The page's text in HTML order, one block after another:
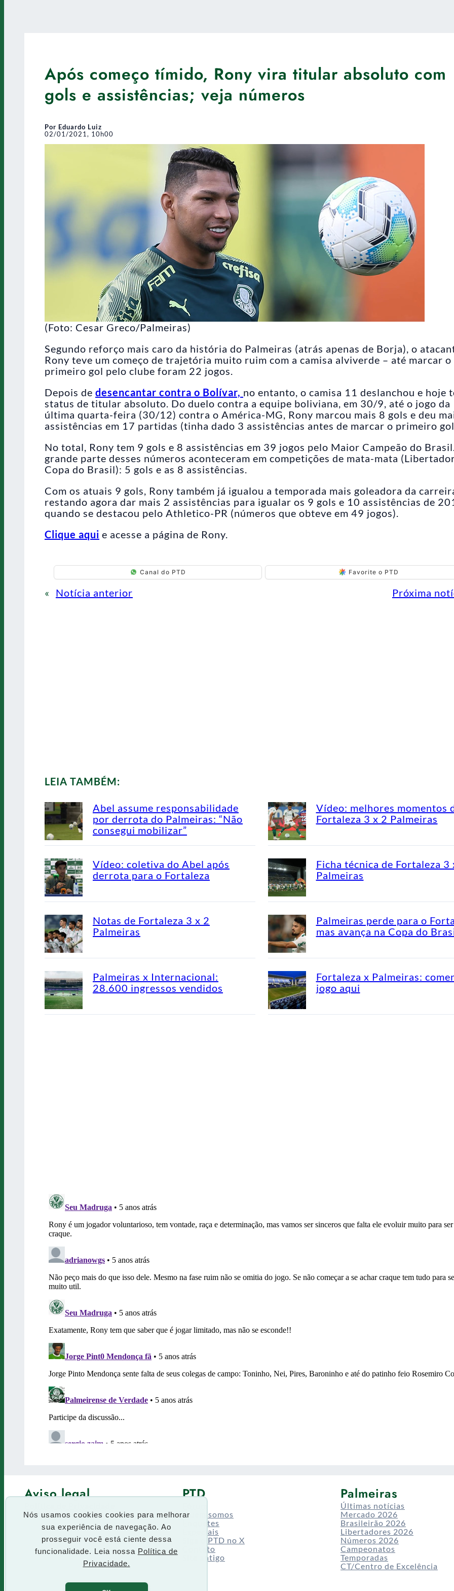
Nós usamos cookies cookies para melhorar
sua experiência de navegação. Ao
prosseguir você está ciente dessa
funcionalidade. Leia nossa Política de
Privacidade.
Após começo tímido, Rony vira titular absoluto com
gols e assistências; veja números
Por Eduardo Luiz
02/01/2021, 10h00
(Foto: Cesar Greco/Palmeiras)
Segundo reforço mais caro da história do Palmeiras (atrás apenas de Borja), o
Rony teve um começo de trajetória muito ruim com a camisa alviverde – até marcar o
primeiro gol pelo clube foram 22 jogos.
Depois de desencantar contra o Bolívar, no entanto, o camisa 11 deslanchou e hoje
status de titular absoluto. Do duelo contra a equipe boliviana, em 30/9, até o jogo da
última quarta-feira (30/12) contra o América-MG, Rony marcou mais 8 gols e deu
assistências em 17 partidas (tinha dado 3 assistências antes de marcar o primeiro
No total, Rony tem 9 gols e 8 assistências em 39 jogos pelo Maior Campeão do
grande parte desses números aconteceram em competições de mata-mata
Copa do Brasil): 5 gols e as 8 assistências.
Com os atuais 9 gols, Rony também já igualou a temporada mais goleadora da
restando agora dar mais 2 assistências para igualar os 9 gols e 10 assistências de
quando se destacou pelo Athletico-PR (números que obteve em 49 jogos).
Clique aqui e acesse a página de Rony.
Canal do PTD Favorite o PTD
« Notícia anterior Próxima
LEIA TAMBÉM:
Abel assume responsabilidade
por derrota do Palmeiras: “Não
consegui mobilizar”
Vídeo: melhores momentos
Fortaleza 3 x 2 Palmeiras
Vídeo: coletiva do Abel após
derrota para o Fortaleza
Ficha técnica de Fortaleza 3
Palmeiras
Notas de Fortaleza 3 x 2
Palmeiras
Palmeiras perde para o
mas avança na Copa do
Palmeiras x Internacional:
28.600 ingressos vendidos
Fortaleza x Palmeiras:
jogo aqui
Aviso legal
Termos de uso
PTD
Quem somos
Enquetes
Especiais
Siga o PTD no X
Contato
Site antigo
Palmeiras
Últimas notícias
Mercado 2026
Brasileirão 2026
Libertadores 2026
Números 2026
Campeonatos
Temporadas
CT/Centro de Excelência